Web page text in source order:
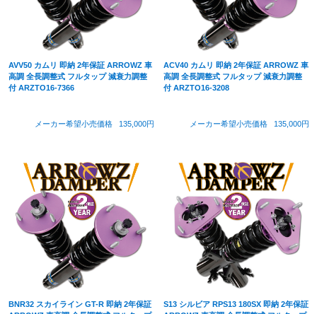
AVV50 カムリ 即納 2年保証 ARROWZ 車
高調 全長調整式 フルタップ 減衰力調整
付 ARZTO16-7366
メーカー希望小売価格 135,000円
ACV40 カムリ 即納 2年保証 ARROWZ 車
高調 全長調整式 フルタップ 減衰力調整
付 ARZTO16-3208
メーカー希望小売価格 135,000円
BNR32 スカイライン GT-R 即納 2年保証
S13 シルビア RPS13 180SX 即納 2年保証